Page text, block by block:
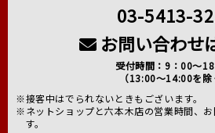
03-5413-
お問い合わせ
受付時間：9：00～
（13:00～14:00を除
※接客中はでられないときもございます。
※ネットショップと六本木店の営業時間、
す。